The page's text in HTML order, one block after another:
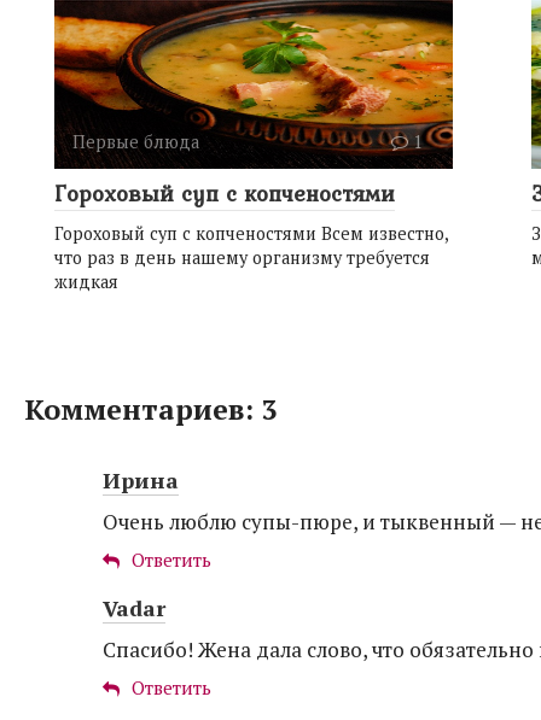
Первые блюда 1
Гороховый суп с копченостями
Гороховый суп с копченостями Всем известно,
что раз в день нашему организму требуется
жидкая
Комментариев: 3
Ирина
Очень люблю супы-пюре, и тыквенный —
Ответить
Vadar
Спасибо! Жена дала слово, что
Ответить